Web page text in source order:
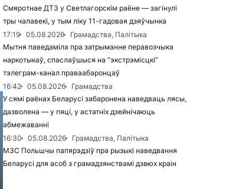
Смяротнае ДТЗ у Светлагорскім раёне — загінулі
тры чалавекі, у тым ліку 11-гадовая дзяўчынка
17:19
05.08.2026
Грамадства, Палітыка
Мытня паведаміла пра затрыманне перавозчыка
наркотыкаў, спаслаўшыся на “экстрэмісцкі”
тэлеграм-канал праваабаронцаў
16:42
05.08.2026
Грамадства
У сямі раёнах Беларусі забаронена наведваць лясы,
дазволена — у пяці, у астатніх дзейнічаюць
абмежаванні
16:30
05.08.2026
Грамадства, Палітыка
МЗС Польшчы папярэдзіў пра рызыкі наведвання
Беларусі для асоб з грамадзянствамі дзвюх краін